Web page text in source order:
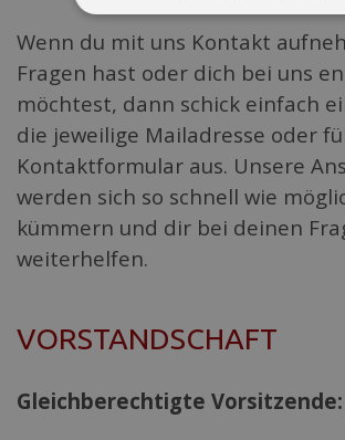
Wenn du mit uns Kontakt
Fragen hast oder dich bei uns
möchtest, dann schick einfach
die jeweilige Mailadresse oder
Kontaktformular aus. Unsere
werden sich so schnell wie
kümmern und dir bei deinen
weiterhelfen.
VORSTANDSCHAFT
Gleichberechtigte Vorsitzende: